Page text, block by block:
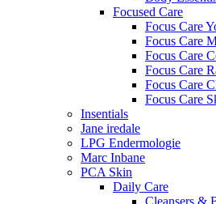
Focused Care
Focus Care
Focus Care
Focus Care
Focus Care
Focus Care
Focus Care
Insentials
Jane iredale
LPG Endermologie
Marc Inbane
PCA Skin
Daily Care